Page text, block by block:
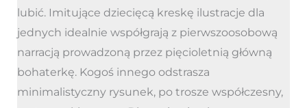
lubić. Imitujące dziecięcą kreskę ilustracje dla
jednych idealnie współgrają z pierwszoosobową
narracją prowadzoną przez pięcioletnią główną
bohaterkę. Kogoś innego odstrasza
minimalistyczny rysunek, po trosze współczesny,